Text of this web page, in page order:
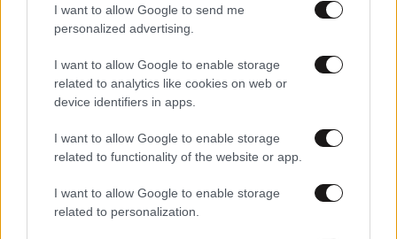
I want to allow Google to send me
personalized advertising.
I want to allow Google to enable storage
related to analytics like cookies on web or
device identifiers in apps.
I want to allow Google to enable storage
related to functionality of the website or app.
I want to allow Google to enable storage
related to personalization.
LIFESTYLE08·08·2026 09:01
σχέση που θυμίζει σενάριο ταινίας και μετρά
πάνω από τέσσερα χρόνια